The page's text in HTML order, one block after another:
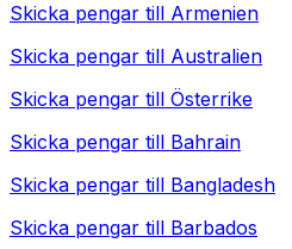
Skicka pengar till Armenien
Skicka pengar till Australien
Skicka pengar till Österrike
Skicka pengar till Bahrain
Skicka pengar till Bangladesh
Skicka pengar till Barbados